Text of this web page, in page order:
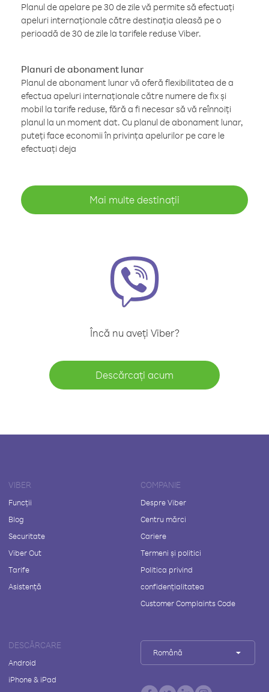
Planul de apelare pe 30 de zile vă permite să efectuați
apeluri internaționale către destinația aleasă pe o
perioadă de 30 de zile la tarifele reduse Viber.
Planuri de abonament lunar
Planul de abonament lunar vă oferă flexibilitatea de a
efectua apeluri internaționale către numere de fix și
mobil la tarife reduse, fără a fi necesar să vă reînnoiți
planul la un moment dat. Cu planul de abonament lunar,
puteți face economii în privința apelurilor pe care le
efectuați deja
Mai multe destinații
Încă nu aveți Viber?
Descărcați acum
VIBER
Funcții
Blog
Securitate
Viber Out
Tarife
Asistență
COMPANIE
Despre Viber
Centru mărci
Cariere
Termeni și politici
Politica privind
confidențialitatea
Customer Complaints Code
DESCĂRCARE
Android
iPhone & iPad
Română